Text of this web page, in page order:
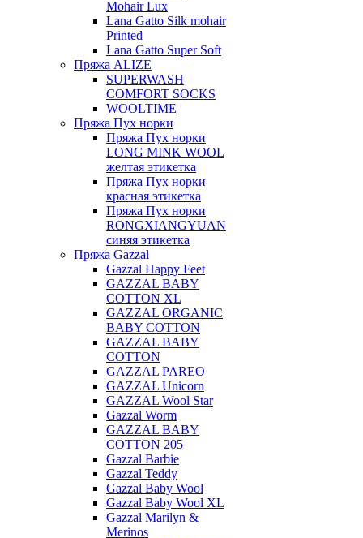
Mohair Lux
Lana Gatto Silk mohair
Printed
Lana Gatto Super Soft
Пряжа ALIZE
SUPERWASH
COMFORT SOCKS
WOOLTIME
Пряжа Пух норки
Пряжа Пух норки
LONG MINK WOOL
желтая этикетка
Пряжа Пух норки
красная этикетка
Пряжа Пух норки
RONGXIANGYUAN
синяя этикетка
Пряжа Gazzal
Gazzal Happy Feet
GAZZAL BABY
COTTON XL
GAZZAL ORGANIC
BABY COTTON
GAZZAL BABY
COTTON
GAZZAL PAREO
GAZZAL Unicorn
GAZZAL Wool Star
Gazzal Worm
GAZZAL BABY
COTTON 205
Gazzal Barbie
Gazzal Teddy
Gazzal Baby Wool
Gazzal Baby Wool XL
Gazzal Marilyn &
Merinos